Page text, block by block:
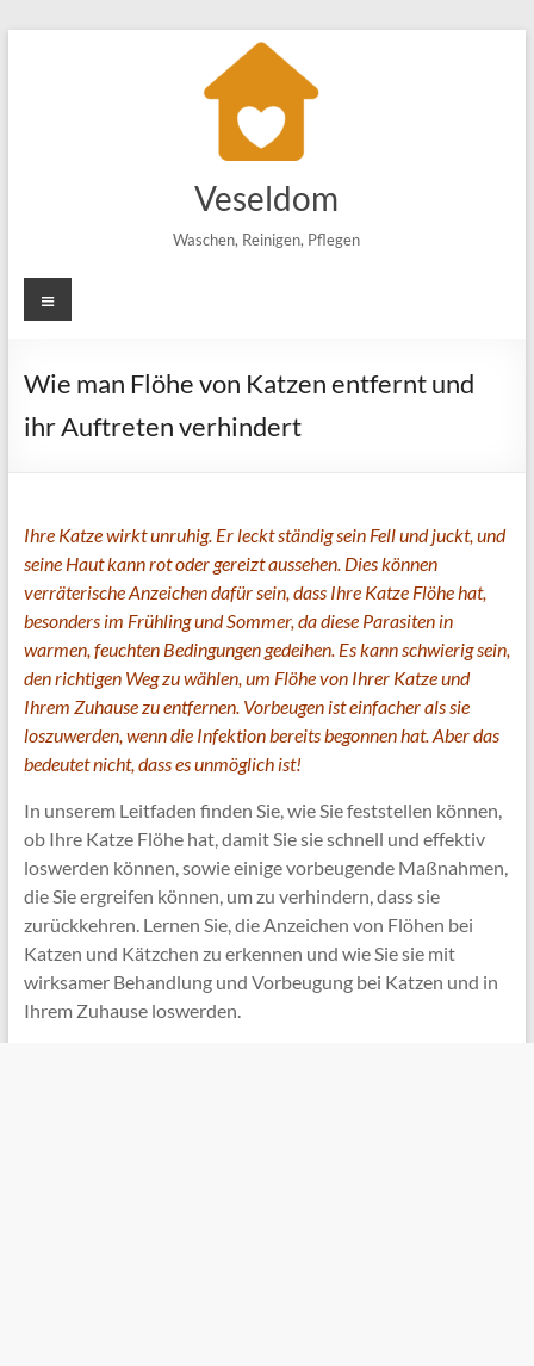
Veseldom
Waschen, Reinigen, Pflegen
Menü
Wie man Flöhe von Katzen entfernt und
ihr Auftreten verhindert
Ihre Katze wirkt unruhig. Er leckt ständig sein Fell und juckt, und
seine Haut kann rot oder gereizt aussehen. Dies können
verräterische Anzeichen dafür sein, dass Ihre Katze Flöhe hat,
besonders im Frühling und Sommer, da diese Parasiten in
warmen, feuchten Bedingungen gedeihen. Es kann schwierig sein,
den richtigen Weg zu wählen, um Flöhe von Ihrer Katze und
Ihrem Zuhause zu entfernen. Vorbeugen ist einfacher als sie
loszuwerden, wenn die Infektion bereits begonnen hat. Aber das
bedeutet nicht, dass es unmöglich ist!
In unserem Leitfaden finden Sie, wie Sie feststellen können,
ob Ihre Katze Flöhe hat, damit Sie sie schnell und effektiv
loswerden können, sowie einige vorbeugende Maßnahmen,
die Sie ergreifen können, um zu verhindern, dass sie
zurückkehren. Lernen Sie, die Anzeichen von Flöhen bei
Katzen und Kätzchen zu erkennen und wie Sie sie mit
wirksamer Behandlung und Vorbeugung bei Katzen und in
Ihrem Zuhause loswerden.